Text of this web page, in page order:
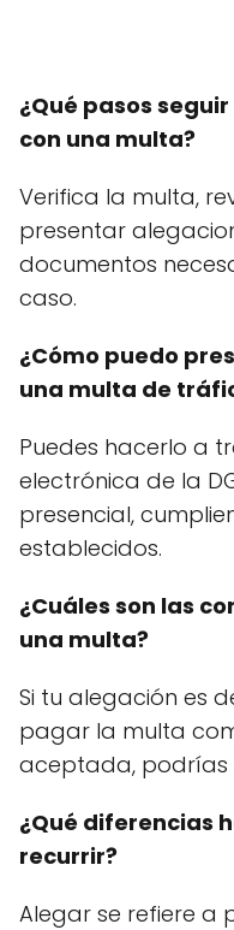
¿Qué pasos
con una multa?
Verifica la multa,
presentar
documentos
caso.
¿Cómo puedo
una multa de
Puedes hacerlo a
electrónica de la
presencial,
establecidos.
¿Cuáles son las
una multa?
Si tu alegación es
pagar la multa
aceptada, podrías
¿Qué diferencias
recurrir?
Alegar se refiere a